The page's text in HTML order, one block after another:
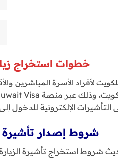
خطوات استخراج زيارة
لأفراد الأسرة المباشرين
الإلكترونية للدخول
شروط إصدار تأشيرة
شروط استخراج تأشيرة